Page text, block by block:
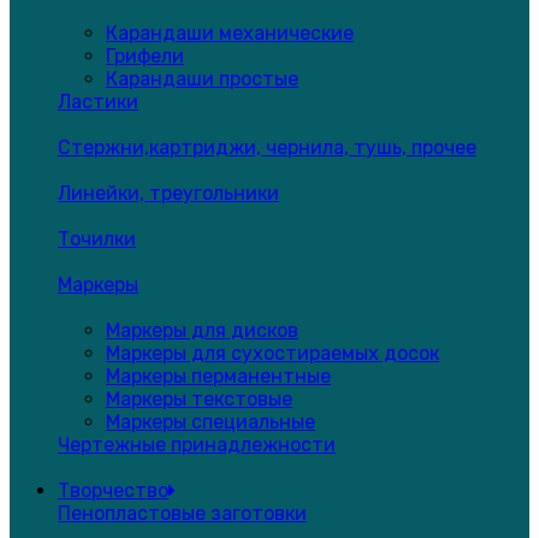
Карандаши механические
Грифели
Карандаши простые
Ластики
Стержни,картриджи, чернила, тушь, прочее
Линейки, треугольники
Точилки
Маркеры
Маркеры для дисков
Маркеры для сухостираемых досок
Маркеры перманентные
Маркеры текстовые
Маркеры специальные
Чертежные принадлежности
Творчество
Пенопластовые заготовки